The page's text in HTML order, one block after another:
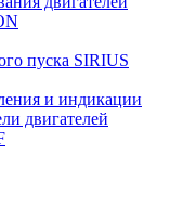
пуска SIRIUS
и индикации
двигателей